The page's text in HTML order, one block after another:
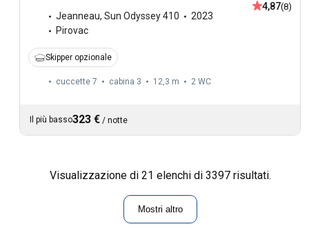
Jeanneau, Sun Odyssey 410
2023
Pirovac
4,87(8)
Skipper opzionale
cuccette 7 cabina 3 12,3 m 2 WC
Il più basso323 € / notte
Visualizzazione di 21 elenchi di 3397 risultati.
Mostri altro